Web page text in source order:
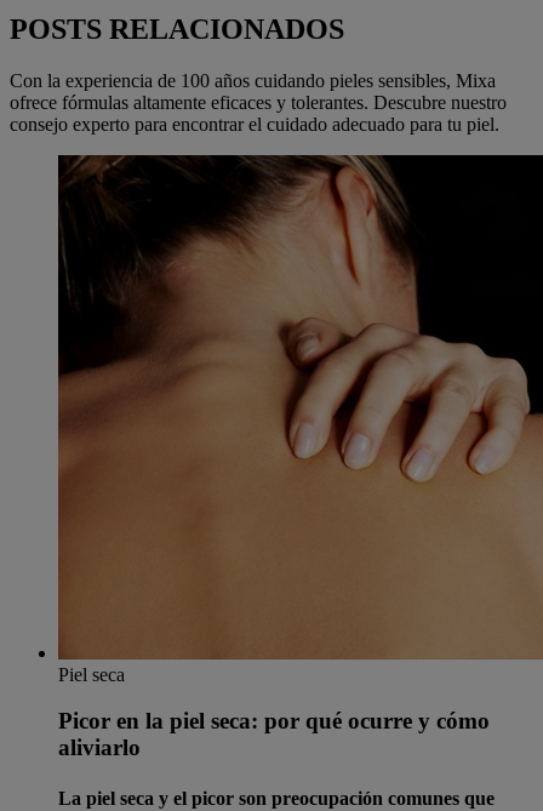
POSTS RELACIONADOS
Con la experiencia de 100 años cuidando pieles sensibles, Mixa
ofrece fórmulas altamente eficaces y tolerantes. Descubre nuestro
consejo experto para encontrar el cuidado adecuado para tu piel.
Piel seca
Picor en la piel seca: por qué ocurre y cómo
aliviarlo
La piel seca y el picor son preocupación comunes que